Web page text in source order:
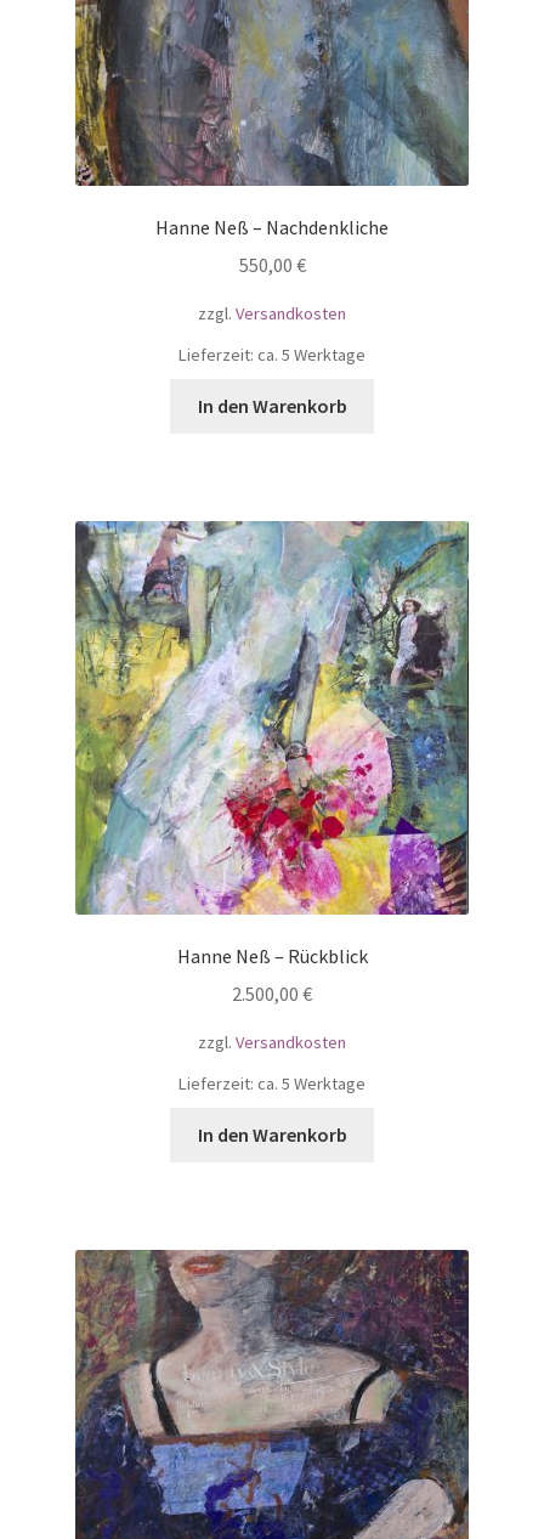
Hanne Neß – Nachdenkliche
550,00 €
zzgl. Versandkosten
Lieferzeit: ca. 5 Werktage
In den Warenkorb
Hanne Neß – Rückblick
2.500,00 €
zzgl. Versandkosten
Lieferzeit: ca. 5 Werktage
In den Warenkorb